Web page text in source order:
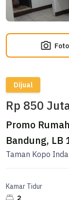
Foto
Dijual
Rp 850
Promo
Bandung, LB
Taman Kopo
Kamar Tidur
2